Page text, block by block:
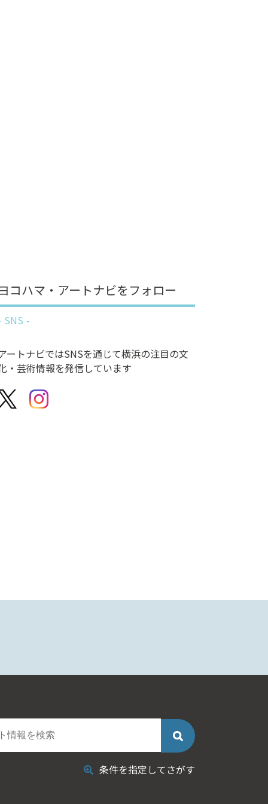
コハマ・アートナビをフォロー
SNS
ートナビではSNSを通じて横浜の注目の文
・芸術情報を発信しています
条件を指定してさがす